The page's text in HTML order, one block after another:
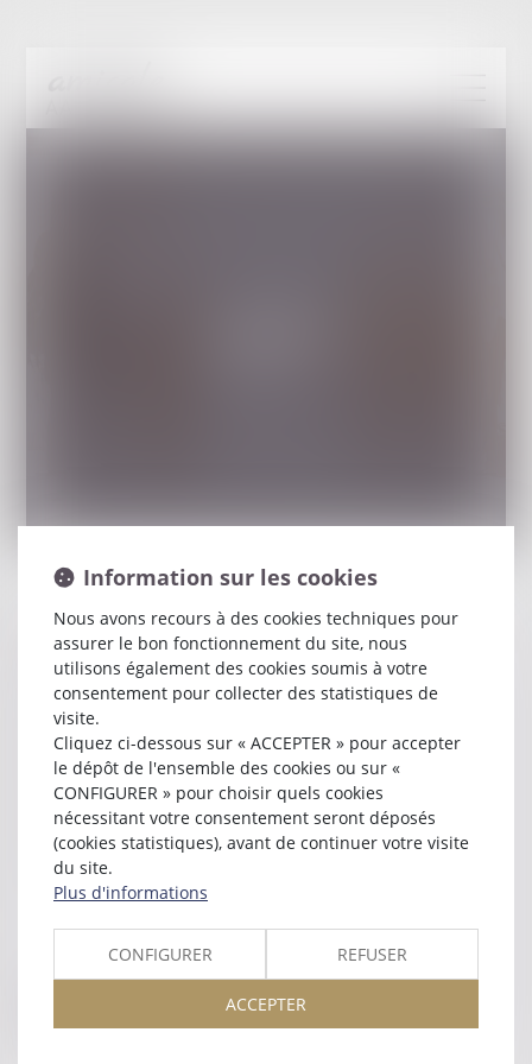
Les Présidents honoraires de l'ancienne
Amicale MAAF MMA
Jean BALESTASdu Barreau de GRENOBLE, Président
d'honneur
Bernard CHARBONNEAU du Barreau de NIORT, Président
fondateur
Jacques MENEGAIRE
du Barreau de POITIERS, Président
honoraire
Jean-Paul BAYLE
honoraire
Les Présidents d'honneur de l'ancienne
Amicale GMF AZUR
Information sur les cookies
Nous avons recours à des cookies techniques pour
assurer le bon fonctionnement du site, nous
utilisons également des cookies soumis à votre
consentement pour collecter des statistiques de
visite.
Cliquez ci-dessous sur « ACCEPTER » pour accepter
le dépôt de l'ensemble des cookies ou sur «
CONFIGURER » pour choisir quels cookies
nécessitant votre consentement seront déposés
(cookies statistiques), avant de continuer votre visite
du site.
Plus d'informations
CONFIGURER REFUSER
ACCEPTER